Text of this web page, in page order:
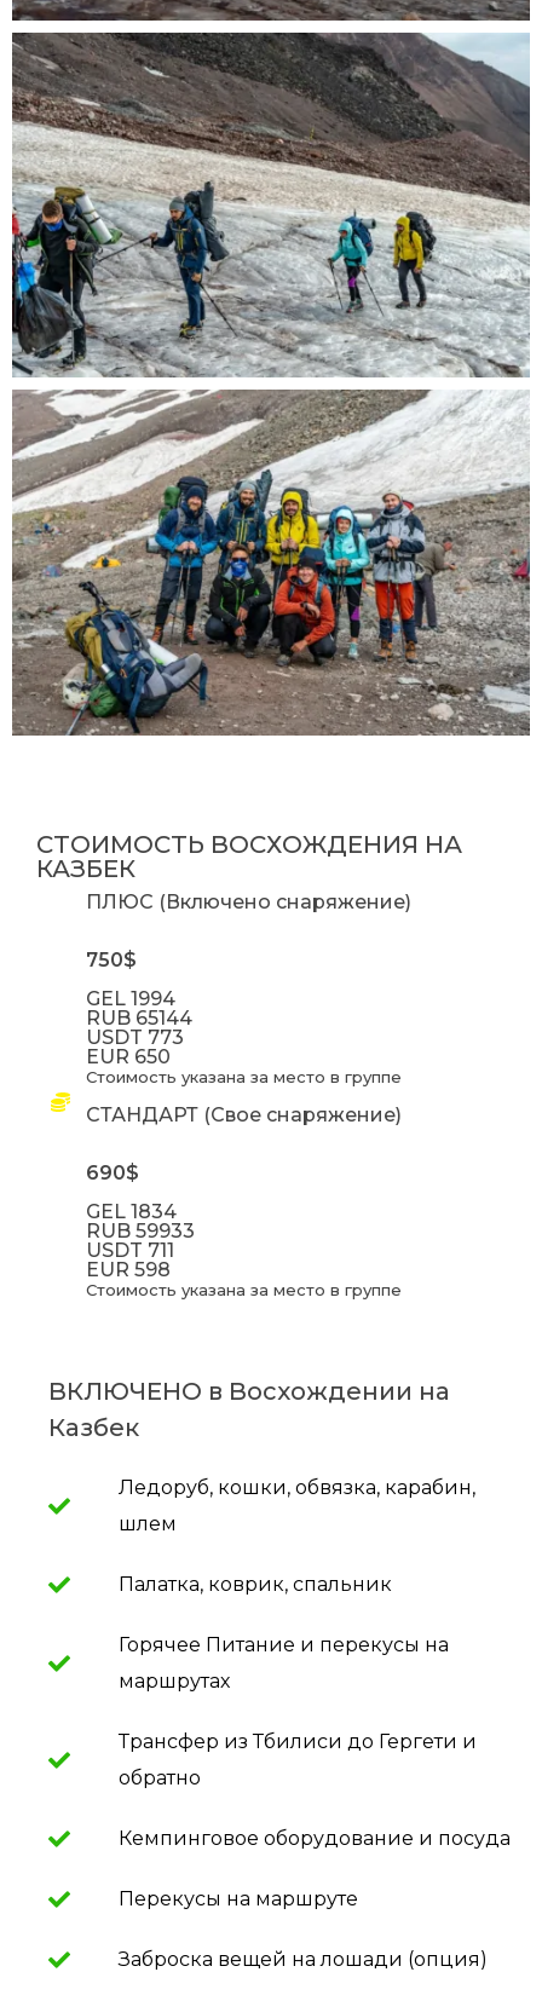
СТОИМОСТЬ ВОСХОЖДЕНИЯ НА
КАЗБЕК
ПЛЮС (Включено снаряжение)
750$
GEL 1994
RUB 65144
USDT 773
EUR 650
Стоимость указана за место в группе
СТАНДАРТ (Свое снаряжение)
690$
GEL 1834
RUB 59933
USDT 711
EUR 598
Стоимость указана за место в группе
ВКЛЮЧЕНО в Восхождении на
Казбек
Ледоруб, кошки, обвязка, карабин,
шлем
Палатка, коврик, спальник
Горячее Питание и перекусы на
маршрутах
Трансфер из Тбилиси до Гергети и
обратно
Кемпинговое оборудование и посуда
Перекусы на маршруте
Заброска вещей на лошади (опция)